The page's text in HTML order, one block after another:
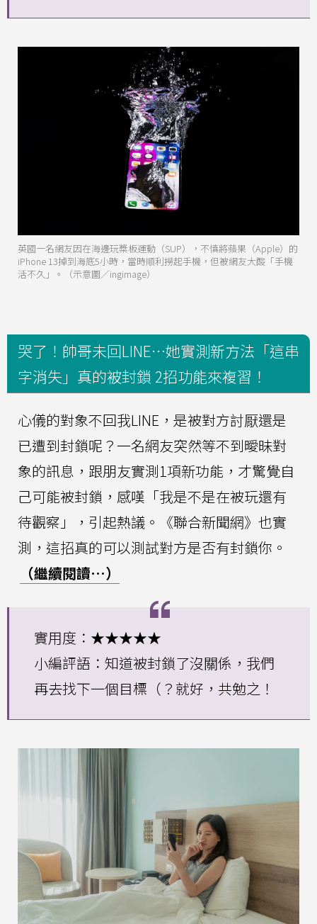
英國一名網友因在海邊玩槳板運動（SUP），不慎將蘋果（Apple）的
iPhone 13掉到海底5小時，當時順利撈起手機，但被網友大酸「手機
活不久」。（示意圖／ingimage）
哭了！帥哥未回LINE…她實測新方法「這串
字消失」真的被封鎖 2招功能來複習！
心儀的對象不回我LINE，是被對方討厭還是
已遭到封鎖呢？一名網友突然等不到曖昧對
象的訊息，跟朋友實測1項新功能，才驚覺自
己可能被封鎖，感嘆「我是不是在被玩還有
待觀察」，引起熱議。《聯合新聞網》也實
測，這招真的可以測試對方是否有封鎖你。
（繼續閱讀…）
實用度：★★★★★
小編評語：知道被封鎖了沒關係，我們
再去找下一個目標（？就好，共勉之！